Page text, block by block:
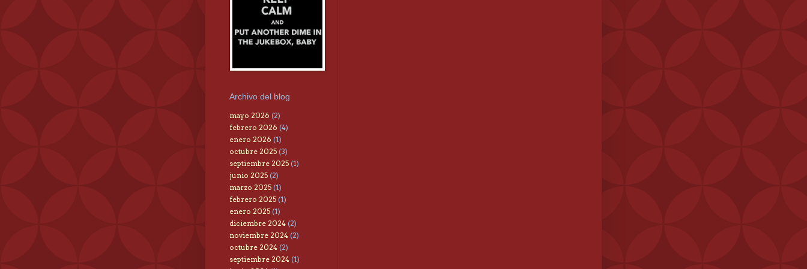
Archivo del blog
mayo 2026 (2)
febrero 2026 (4)
enero 2026 (1)
octubre 2025 (3)
septiembre 2025 (1)
junio 2025 (2)
marzo 2025 (1)
febrero 2025 (1)
enero 2025 (1)
diciembre 2024 (2)
noviembre 2024 (2)
octubre 2024 (2)
septiembre 2024 (1)